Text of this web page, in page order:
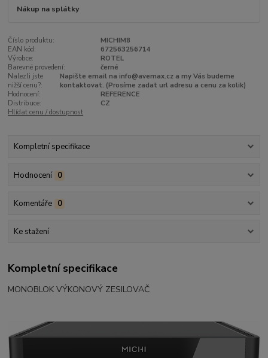
Nákup na splátky
Číslo produktu:
MICHIM8
EAN kód:
672563256714
Výrobce:
ROTEL
Barevné provedení:
černé
Nalezli jste
nižší cenu?:
Napište email na info@avemax.cz a my Vás budeme
kontaktovat. (Prosíme zadat url adresu a cenu za kolik)
Hodnocení:
REFERENCE
Distribuce:
CZ
Hlídat cenu / dostupnost
Kompletní specifikace
Hodnocení 0
Komentáře 0
Ke stažení
Kompletní specifikace
MONOBLOK VÝKONOVÝ ZESILOVAČ